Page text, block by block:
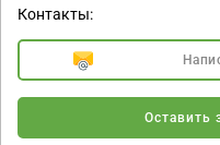
Контакты:
Оставить